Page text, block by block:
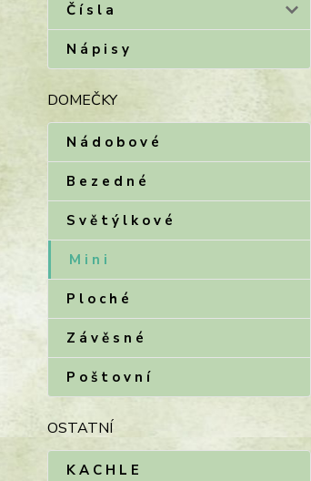
Č í s l a
N á p i s y
DOMEČKY
N á d o b o v é
B e z e d n é
S v ě t ý l k o v é
M i n i
P l o c h é
Z á v ě s n é
P o š t o v n í
OSTATNÍ
K A C H L E